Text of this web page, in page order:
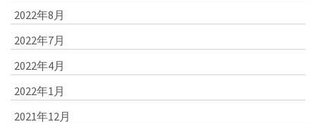
2022年8月
2022年7月
2022年4月
2022年1月
2021年12月